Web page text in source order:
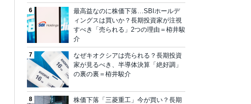
最高益なのに株価下落…SBIホールデ
ィングスは買いか？長期投資家が注視
すべき「売られる」2つの理由＝栫井駿
介
なぜキオクシアは売られる？長期投資
家が見るべき、半導体決算「絶好調」
の裏の裏＝栫井駿介
株価下落「三菱重工」今が買い？長期